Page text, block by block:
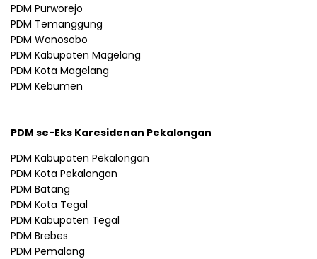
PDM Purworejo
PDM Temanggung
PDM Wonosobo
PDM Kabupaten Magelang
PDM Kota Magelang
PDM Kebumen
PDM se-Eks Karesidenan Pekalongan
PDM Kabupaten Pekalongan
PDM Kota Pekalongan
PDM Batang
PDM Kota Tegal
PDM Kabupaten Tegal
PDM Brebes
PDM Pemalang